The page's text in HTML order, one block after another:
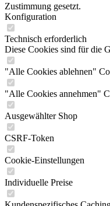
Zustimmung gesetzt.
Konfiguration
Technisch erforderlich
Diese Cookies sind für die
"Alle Cookies ablehnen"
"Alle Cookies annehmen"
Ausgewählter Shop
CSRF-Token
Cookie-Einstellungen
Individuelle Preise